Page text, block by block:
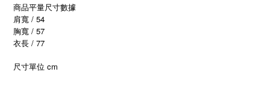
商品平量尺寸數據
肩寬 / 54
胸寬 / 57
衣長 / 77
尺寸單位 cm